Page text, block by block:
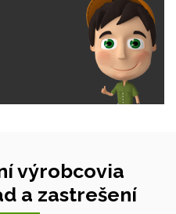
výrobcovia
a zastrešení